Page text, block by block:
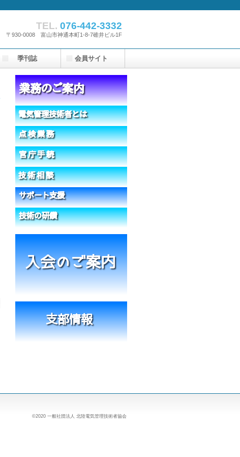
TEL. 076-442-3332
〒930-0008 富山市神通本町1-8-7碓井ビル1F
季刊誌 会員サイト
©2020 一般社団法人 北陸電気管理技術者協会